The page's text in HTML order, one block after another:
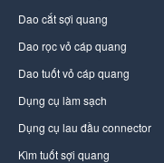
Dao cắt sợi quang
Dao rọc vỏ cáp quang
Dao tuốt vỏ cáp quang
Dụng cụ làm sạch
Dụng cụ lau đầu connector
Kìm tuốt sợi quang